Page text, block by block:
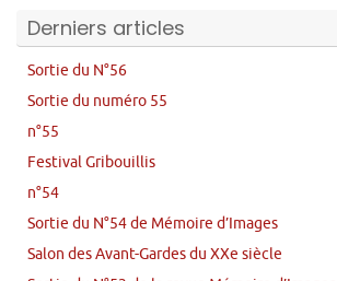
Derniers articles
Sortie du N°56
Sortie du numéro 55
n°55
Festival Gribouillis
n°54
Sortie du N°54 de Mémoire d’Images
Salon des Avant-Gardes du XXe siècle